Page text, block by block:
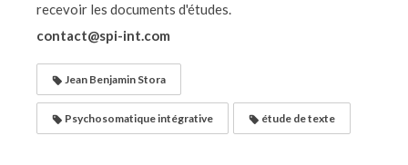
recevoir les documents d'études.
contact@spi-int.com
Jean Benjamin Stora
Psychosomatique intégrative étude de texte